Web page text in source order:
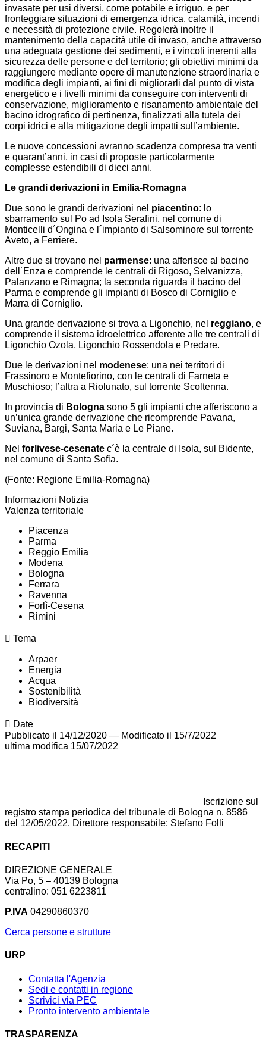
invasate per usi diversi, come potabile e irriguo, e per
fronteggiare situazioni di emergenza idrica, calamità, incendi
e necessità di protezione civile. Regolerà inoltre il
mantenimento della capacità utile di invaso, anche attraverso
una adeguata gestione dei sedimenti, e i vincoli inerenti alla
sicurezza delle persone e del territorio; gli obiettivi minimi da
raggiungere mediante opere di manutenzione straordinaria e
modifica degli impianti, ai fini di migliorarli dal punto di vista
energetico e i livelli minimi da conseguire con interventi di
conservazione, miglioramento e risanamento ambientale del
bacino idrografico di pertinenza, finalizzati alla tutela dei
corpi idrici e alla mitigazione degli impatti sull’ambiente.
Le nuove concessioni avranno scadenza compresa tra venti
e quarant’anni, in casi di proposte particolarmente
complesse estendibili di dieci anni.
Le grandi derivazioni in Emilia-Romagna
Due sono le grandi derivazioni nel piacentino: lo
sbarramento sul Po ad Isola Serafini, nel comune di
Monticelli d´Ongina e l´impianto di Salsominore sul torrente
Aveto, a Ferriere.
Altre due si trovano nel parmense: una afferisce al bacino
dell´Enza e comprende le centrali di Rigoso, Selvanizza,
Palanzano e Rimagna; la seconda riguarda il bacino del
Parma e comprende gli impianti di Bosco di Corniglio e
Marra di Corniglio.
Una grande derivazione si trova a Ligonchio, nel reggiano, e
comprende il sistema idroelettrico afferente alle tre centrali di
Ligonchio Ozola, Ligonchio Rossendola e Predare.
Due le derivazioni nel modenese: una nei territori di
Frassinoro e Montefiorino, con le centrali di Farneta e
Muschioso; l’altra a Riolunato, sul torrente Scoltenna.
In provincia di Bologna sono 5 gli impianti che afferiscono a
un’unica grande derivazione che ricomprende Pavana,
Suviana, Bargi, Santa Maria e Le Piane.
Nel forlivese-cesenate c´è la centrale di Isola, sul Bidente,
nel comune di Santa Sofia.
(Fonte: Regione Emilia-Romagna)
Informazioni Notizia
Valenza territoriale
Piacenza
Parma
Reggio Emilia
Modena
Bologna
Ferrara
Ravenna
Forlì-Cesena
Rimini
Tema
Arpaer
Energia
Acqua
Sostenibilità
Biodiversità
Date
Pubblicato il 14/12/2020 — Modificato il 15/7/2022
ultima modifica 15/07/2022
Iscrizione sul
registro stampa periodica del tribunale di Bologna n. 8586
del 12/05/2022. Direttore responsabile: Stefano Folli
RECAPITI
DIREZIONE GENERALE
Via Po, 5 – 40139 Bologna
centralino: 051 6223811
P.IVA 04290860370
Cerca persone e strutture
URP
Contatta l'Agenzia
Sedi e contatti in regione
Scrivici via PEC
Pronto intervento ambientale
TRASPARENZA